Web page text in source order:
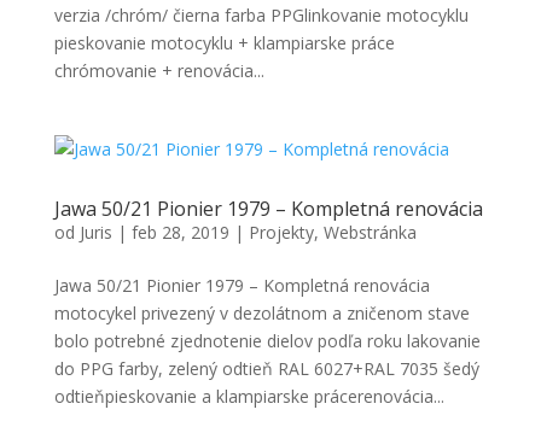
verzia /chróm/ čierna farba PPGlinkovanie motocyklu
pieskovanie motocyklu + klampiarske práce
chrómovanie + renovácia...
Jawa 50/21 Pionier 1979 – Kompletná renovácia
od Juris | feb 28, 2019 | Projekty, Webstránka
Jawa 50/21 Pionier 1979 – Kompletná renovácia
motocykel privezený v dezolátnom a zničenom stave
bolo potrebné zjednotenie dielov podľa roku lakovanie
do PPG farby, zelený odtieň RAL 6027+RAL 7035 šedý
odtieňpieskovanie a klampiarske prácerenovácia...